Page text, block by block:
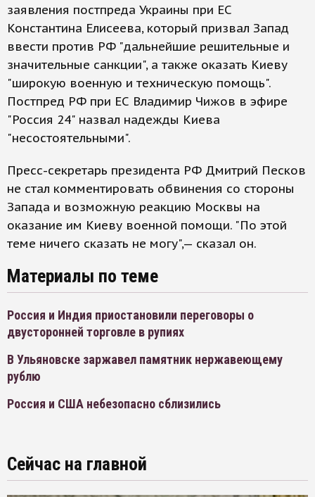
заявления постпреда Украины при ЕС
Константина Елисеева, который призвал Запад
ввести против РФ "дальнейшие решительные и
значительные санкции", а также оказать Киеву
"широкую военную и техническую помощь".
Постпред РФ при ЕС Владимир Чижов в эфире
"Россия 24" назвал надежды Киева
"несостоятельными".
Пресс-секретарь президента РФ Дмитрий Песков
не стал комментировать обвинения со стороны
Запада и возможную реакцию Москвы на
оказание им Киеву военной помощи. "По этой
теме ничего сказать не могу",— сказал он.
Материалы по теме
Россия и Индия приостановили переговоры о
двусторонней торговле в рупиях
В Ульяновске заржавел памятник нержавеющему
рублю
Россия и США небезопасно сблизились
Сейчас на главной